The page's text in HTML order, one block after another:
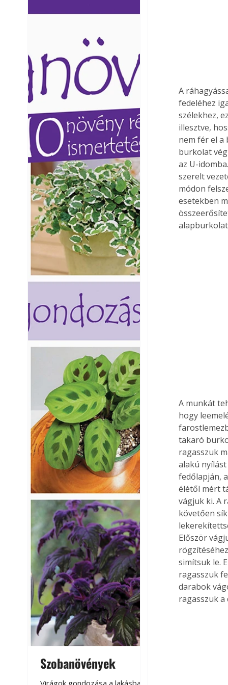
Szobanövények
A
fedeléhez
szélekhez,
illesztve,
nem fér el a
burkolat
az U-
szerelt
módon
esetekben
A munkát
hogy
takaró
ragasszuk
alakú
fedőlapján,
élétől mért
vágjuk ki. A
követően
Először
simítsuk le.
ragasszuk
darabok
ragasszuk a